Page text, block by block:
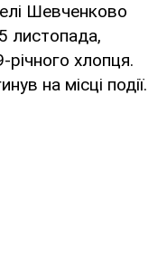
Шевченково
листопада,
хлопця.
на місці події.